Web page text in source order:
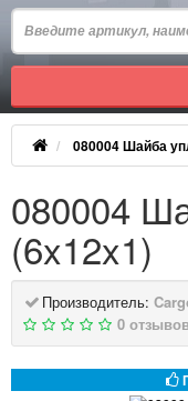
080004 Шайба
080004
(6x12x1)
Производитель:
0